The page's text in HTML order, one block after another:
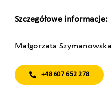
Szczegółowe informacje:
Małgorzata Szymanowska
+48 607 652 278